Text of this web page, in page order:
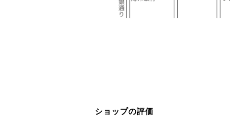
ショップの評価